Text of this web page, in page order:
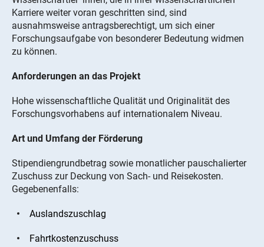
Karriere weiter voran geschritten sind, sind
ausnahmsweise antragsberechtigt, um sich einer
Forschungsaufgabe von besonderer Bedeutung widmen
zu können.
Anforderungen an das Projekt
Hohe wissenschaftliche Qualität und Originalität des
Forschungsvorhabens auf internationalem Niveau.
Art und Umfang der Förderung
Stipendiengrundbetrag sowie monatlicher pauschalierter
Zuschuss zur Deckung von Sach- und Reisekosten.
Gegebenenfalls:
Auslandszuschlag
Fahrtkostenzuschuss